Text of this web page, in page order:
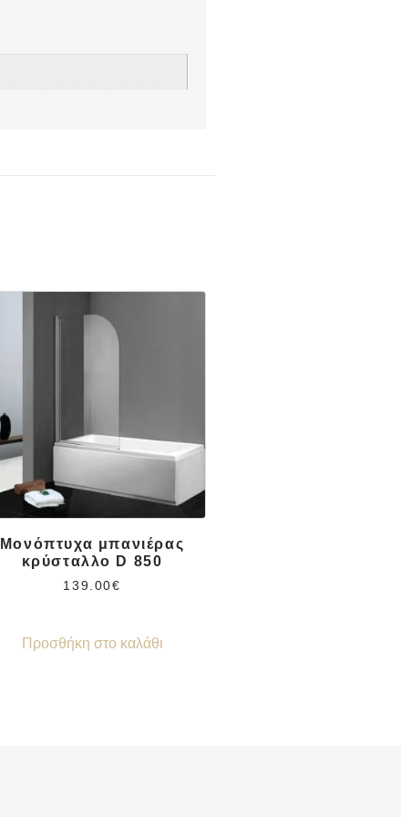
Μονόπτυχα μπανιέρας
κρύσταλλο D 850
139.00€
Προσθήκη στο καλάθι